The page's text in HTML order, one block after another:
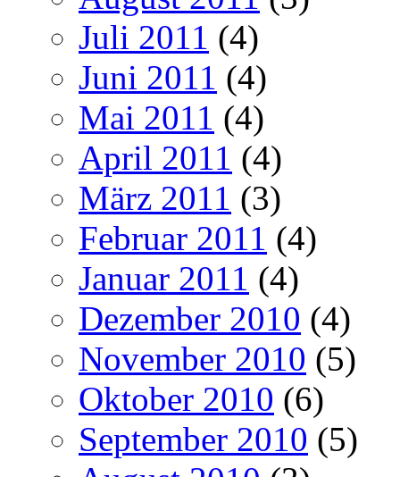
Juli 2011 (4)
Juni 2011 (4)
Mai 2011 (4)
April 2011 (4)
März 2011 (3)
Februar 2011 (4)
Januar 2011 (4)
Dezember 2010 (4)
November 2010 (5)
Oktober 2010 (6)
September 2010 (5)